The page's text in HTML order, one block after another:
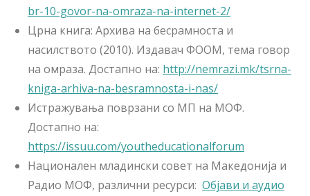
br-10-govor-na-omraza-na-internet-2/
Црна книга: Архива на бесрамноста и
насилството (2010). Издавач ФООМ, тема говор
на омраза. Достапно на: http://nemrazi.mk/tsrna-
kniga-arhiva-na-besramnosta-i-nas/
Истражувања поврзани со МП на МОФ.
Достапно на:
https://issuu.com/youtheducationalforum
Национален младински совет на Македонија и
Радио МОФ, различни ресурси: Објави и аудио